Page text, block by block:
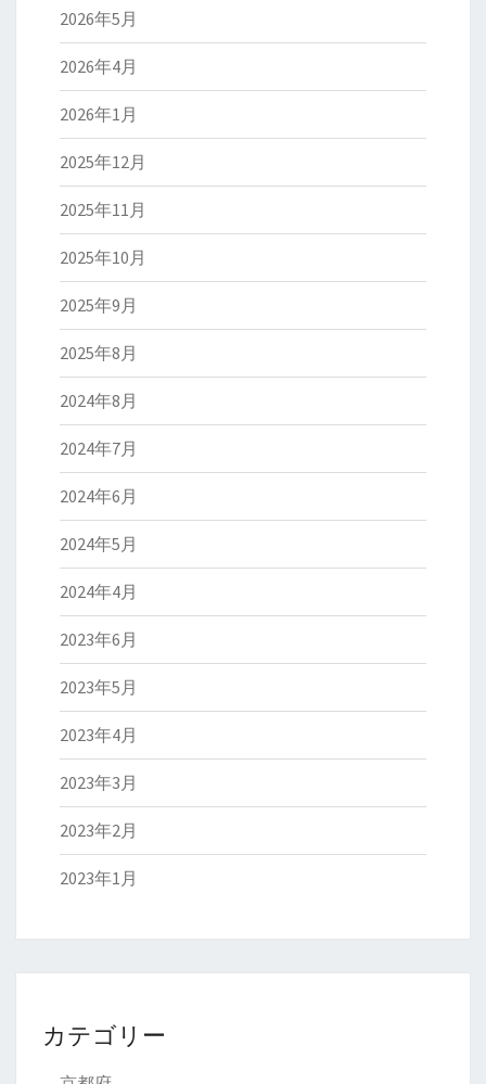
2026年5月
2026年4月
2026年1月
2025年12月
2025年11月
2025年10月
2025年9月
2025年8月
2024年8月
2024年7月
2024年6月
2024年5月
2024年4月
2023年6月
2023年5月
2023年4月
2023年3月
2023年2月
2023年1月
カテゴリー